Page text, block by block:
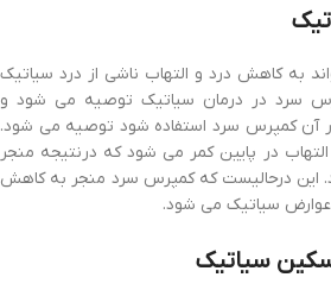
به کاهش درد و التهاب ناشی از درد سیاتیک
سرد در درمان سیاتیک توصیه می شود و
آن کمپرس سرد استفاده شود توصیه می شود.
در پایین کمر می شود که درنتیجه منجر
این درحالیست که کمپرس سرد منجر به کاهش
عوارض سیاتیک می شود.
سیاتیک